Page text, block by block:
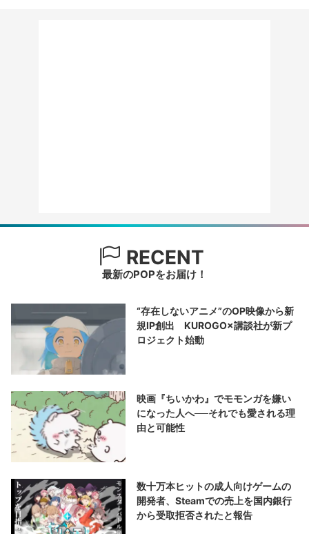
RECENT
最新のPOPをお届け！
“存在しないアニメ”のOP映像から新
規IP創出 KUROGO×講談社が新プ
ロジェクト始動
映画『ちいかわ』でモモンガを嫌い
になった人へ──それでも愛される理
由と可能性
数十万本ヒットの成人向けゲームの
開発者、Steamでの売上を国内銀行
から受取拒否されたと報告